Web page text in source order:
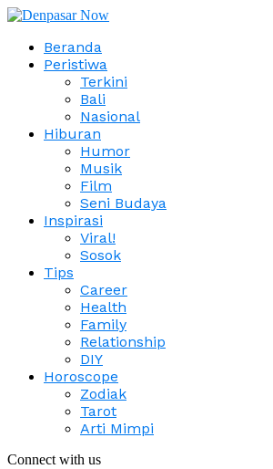
Beranda
Peristiwa
Terkini
Bali
Nasional
Hiburan
Humor
Musik
Film
Seni Budaya
Inspirasi
Viral!
Sosok
Tips
Career
Health
Family
Relationship
DIY
Horoscope
Zodiak
Tarot
Arti Mimpi
Connect with us